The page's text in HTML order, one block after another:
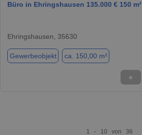
Büro in Ehringshausen 135.000 € 150 m²
Ehringshausen, 35630
Gewerbeobjekt ca. 150,00 m²
★
1 - 10 von 36